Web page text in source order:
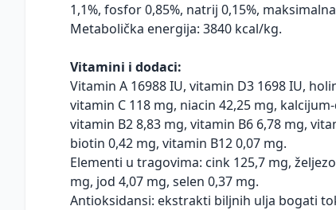
1,1%, fosfor 0,85%, natrij 0,15%,
Metabolička energija: 3840 kcal/kg.
Vitamini i dodaci:
Vitamin A 16988 IU, vitamin D3 1698 IU,
vitamin C 118 mg, niacin 42,25 mg,
vitamin B2 8,83 mg, vitamin B6 6,78 mg,
biotin 0,42 mg, vitamin B12 0,07 mg.
Elementi u tragovima: cink 125,7 mg,
mg, jod 4,07 mg, selen 0,37 mg.
Antioksidansi: ekstrakti biljnih ulja bogati